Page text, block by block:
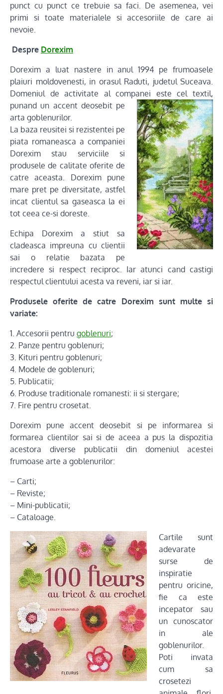
punct cu punct ce trebuie sa faci. De asemenea, vei
primi si toate materialele si accesoriile de care ai
nevoie.
Despre Dorexim
Dorexim a luat nastere in anul 1994 pe frumoasele
plaiuri moldovenesti, in orasul Raduti, judetul Suceava.
Domeniul de activitate al companei este cel textil,
punand un accent deosebit pe
arta goblenurilor.
La baza reusitei si rezistentei pe
piata romaneasca a companiei
Dorexim stau serviciile si
produsele de calitate oferite de
catre aceasta. Dorexim pune
mare pret pe diversitate, astfel
incat clientul sa gaseasca la ei
tot ceea ce-si doreste.
Echipa Dorexim a stiut sa
cladeasca impreuna cu clientii
sai o relatie bazata pe
incredere si respect reciproc. Iar atunci cand castigi
respectul clientului acesta va reveni, iar si iar.
Produsele oferite de catre Dorexim sunt multe si
variate:
1. Accesorii pentru goblenuri;
2. Panze pentru goblenuri;
3. Kituri pentru goblenuri;
4. Modele de goblenuri;
5. Publicatii;
6. Produse traditionale romanesti: ii si stergare;
7. Fire pentru crosetat.
Dorexim pune accent deosebit si pe informarea si
formarea clientilor sai si de aceea a pus la dispozitia
acestora diverse publicatii din domeniul acestei
frumoase arte a goblenurilor:
– Carti;
– Reviste;
– Mini-publicatii;
– Cataloage.
Cartile sunt
adevarate
surse de
inspiratie
pentru oricine,
fie ca este
incepator sau
un cunoscator
in ale
goblenurilor.
Poti invata
cum sa
crosetezi